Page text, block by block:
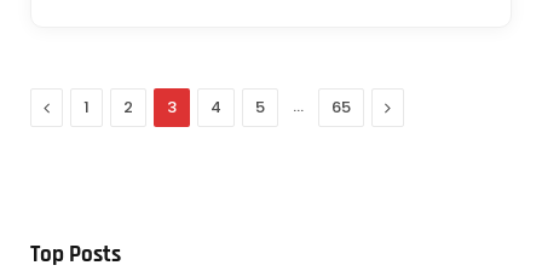
Previous
1 2 3 4 5 … 65 Next
Top Posts